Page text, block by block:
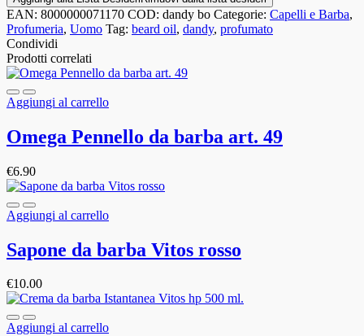
EAN: 8000000071170 COD: dandy bo Categorie: Capelli e Barba,
Profumeria, Uomo Tag: beard oil, dandy, profumato
Condividi
Prodotti correlati
Aggiungi al carrello
Omega Pennello da barba art. 49
€6.90
Aggiungi al carrello
Sapone da barba Vitos rosso
€10.00
Aggiungi al carrello